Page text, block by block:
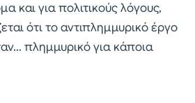
και για πολιτικούς λόγους,
ότι το αντιπλημμυρικό έργο
πλημμυρικό για κάποια